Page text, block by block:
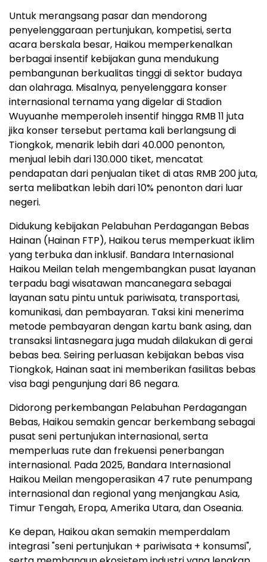
Untuk merangsang pasar dan mendorong
penyelenggaraan pertunjukan, kompetisi, serta
acara berskala besar, Haikou memperkenalkan
berbagai insentif kebijakan guna mendukung
pembangunan berkualitas tinggi di sektor budaya
dan olahraga. Misalnya, penyelenggara konser
internasional ternama yang digelar di Stadion
Wuyuanhe memperoleh insentif hingga RMB 11 juta
jika konser tersebut pertama kali berlangsung di
Tiongkok, menarik lebih dari 40.000 penonton,
menjual lebih dari 130.000 tiket, mencatat
pendapatan dari penjualan tiket di atas RMB 200 juta,
serta melibatkan lebih dari 10% penonton dari luar
negeri.
Didukung kebijakan Pelabuhan Perdagangan Bebas
Hainan (Hainan FTP), Haikou terus memperkuat iklim
yang terbuka dan inklusif. Bandara Internasional
Haikou Meilan telah mengembangkan pusat layanan
terpadu bagi wisatawan mancanegara sebagai
layanan satu pintu untuk pariwisata, transportasi,
komunikasi, dan pembayaran. Taksi kini menerima
metode pembayaran dengan kartu bank asing, dan
transaksi lintasnegara juga mudah dilakukan di gerai
bebas bea. Seiring perluasan kebijakan bebas visa
Tiongkok, Hainan saat ini memberikan fasilitas bebas
visa bagi pengunjung dari 86 negara.
Didorong perkembangan Pelabuhan Perdagangan
Bebas, Haikou semakin gencar berkembang sebagai
pusat seni pertunjukan internasional, serta
memperluas rute dan frekuensi penerbangan
internasional. Pada 2025, Bandara Internasional
Haikou Meilan mengoperasikan 47 rute penumpang
internasional dan regional yang menjangkau Asia,
Timur Tengah, Eropa, Amerika Utara, dan Oseania.
Ke depan, Haikou akan semakin memperdalam
integrasi "seni pertunjukan + pariwisata + konsumsi",